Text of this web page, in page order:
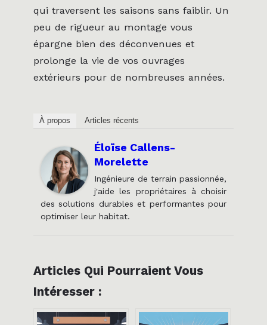
qui traversent les saisons sans faiblir. Un
peu de rigueur au montage vous
épargne bien des déconvenues et
prolonge la vie de vos ouvrages
extérieurs pour de nombreuses années.
À propos Articles récents
Éloïse Callens-
Morelette
Ingénieure de terrain passionnée,
j'aide les propriétaires à choisir
des solutions durables et performantes pour
optimiser leur habitat.
Articles Qui Pourraient Vous
Intéresser :